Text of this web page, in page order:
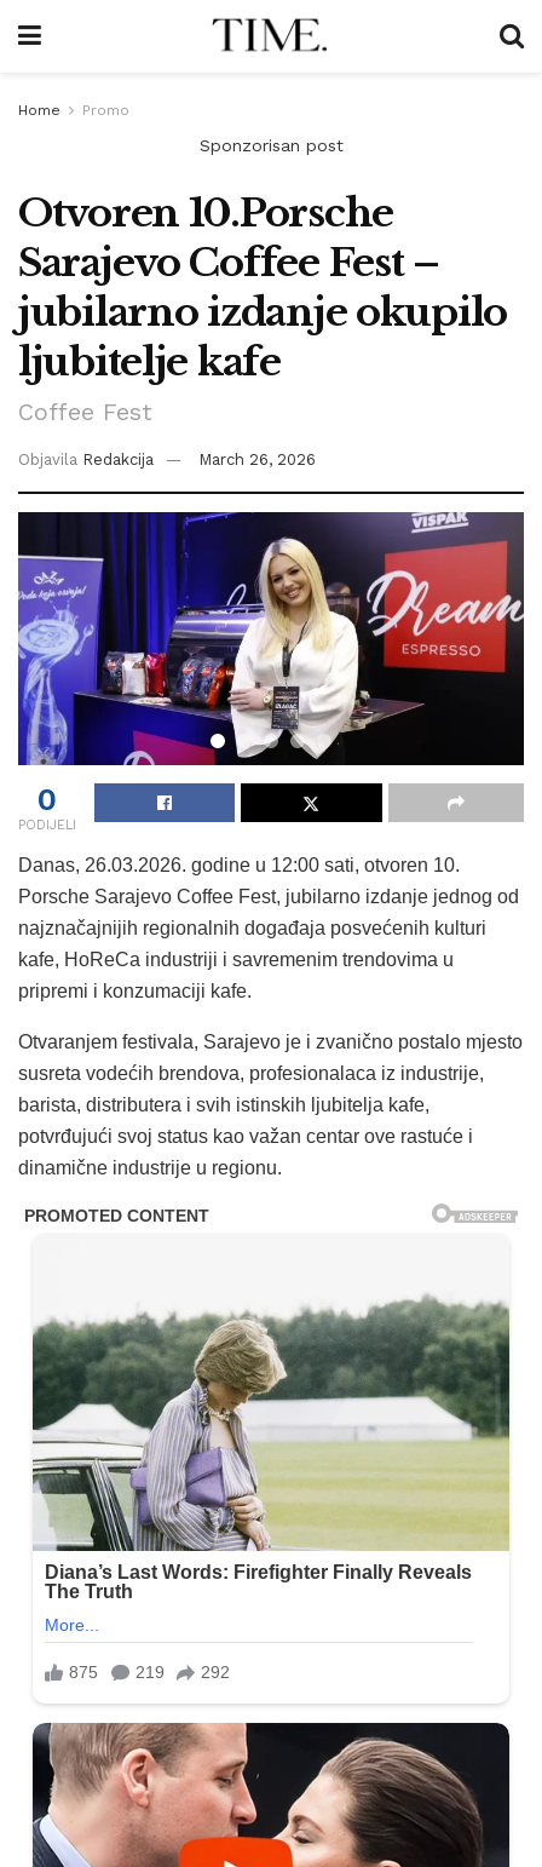
Home Promo
Sponzorisan post
Otvoren 10.Porsche
Sarajevo Coffee Fest –
jubilarno izdanje okupilo
ljubitelje kafe
Coffee Fest
Objavila Redakcija March 26, 2026
0
PODIJELI
Danas, 26.03.2026. godine u 12:00 sati, otvoren 10.
Porsche Sarajevo Coffee Fest, jubilarno izdanje jednog od
najznačajnijih regionalnih događaja posvećenih kulturi
kafe, HoReCa industriji i savremenim trendovima u
pripremi i konzumaciji kafe.
Otvaranjem festivala, Sarajevo je i zvanično postalo mjesto
susreta vodećih brendova, profesionalaca iz industrije,
barista, distributera i svih istinskih ljubitelja kafe,
potvrđujući svoj status kao važan centar ove rastuće i
dinamične industrije u regionu.